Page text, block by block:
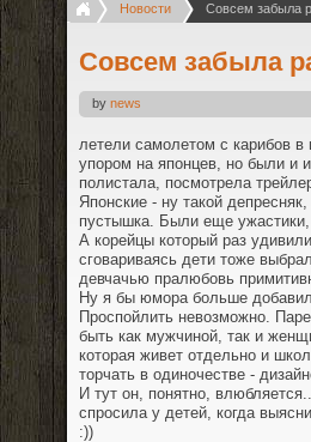
Новости Совсем забыла
Совсем забыла
by news
летели самолетом с карибов
упором на японцев, но были и
полистала, посмотрела
Японские - ну такой
пустышка. Были еще
А корейцы который раз
сговариваясь дети тоже
девчачью пралюбовь
Ну я бы юмора больше
Проспойлить невозможно.
быть как мужчиной, так и
которая живет отдельно и
торчать в одиночестве -
И тут он, понятно,
спросила у детей, когда
:))